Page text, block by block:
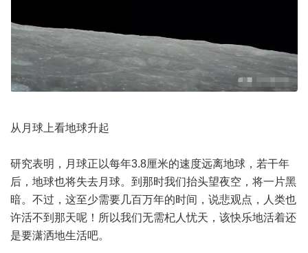
从月球上看地球升起
研究表明，月球正以每年3.8厘米的速度远离地球，若干年
后，地球也将失去月球。到那时我们抬头望夜空，将一片黑
暗。不过，这至少需要几百万年的时间，说悲观点，人类也
许活不到那天呢！所以我们无需杞人忧天，该快乐地活着还
是要潇洒地生活吧。